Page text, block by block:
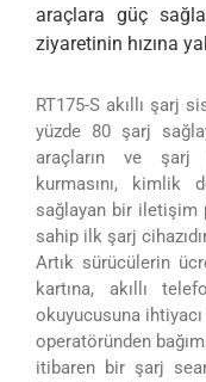
araçlara güç
ziyaretinin hızına
RT175-S akıllı şarj
yüzde 80 şarj
araçların ve şarj
kurmasını, kimlik
sağlayan bir iletişim
sahip ilk şarj
Artık sürücülerin
kartına, akıllı
okuyucusuna
operatöründen
itibaren bir şarj